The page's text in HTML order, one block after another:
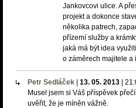
Jankovcovi ulice. A
projekt a dokonce
několika patrech,
přízemí služby a
jaká má být idea
o záměrech majitele a
Petr Sedláček 13. 05. 2013
Musel jsem si Váš příspěvek
uvěřit, že je míněn vážně.